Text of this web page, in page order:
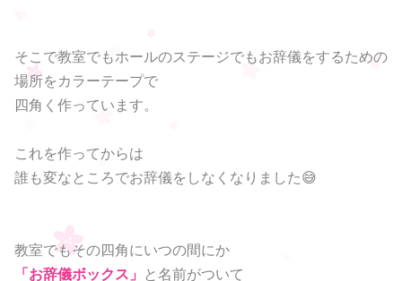
そこで教室でもホールのステージでもお辞儀をするための
場所をカラーテープで
四角く作っています。
これを作ってからは
誰も変なところでお辞儀をしなくなりました😅
教室でもその四角にいつの間にか
「お辞儀ボックス」
と名前がついて